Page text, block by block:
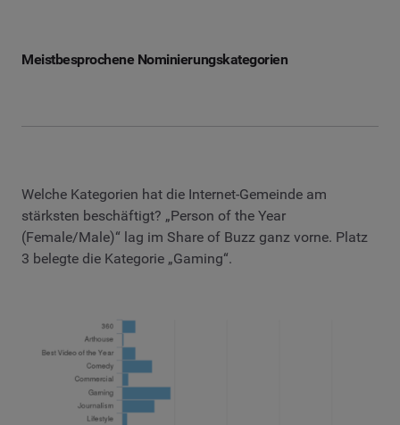
Meistbesprochene Nominierungskategorien
Welche Kategorien hat die Internet-Gemeinde am
stärksten beschäftigt? „Person of the Year
(Female/Male)“ lag im Share of Buzz ganz vorne. Platz
3 belegte die Kategorie „Gaming“.